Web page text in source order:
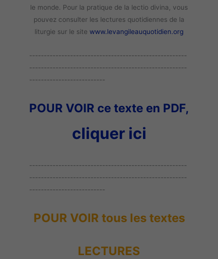
le monde. Pour la pratique de la lectio divina, vous
pouvez consulter les lectures quotidiennes de la
liturgie sur le site www.levangileauquotidien.org
------------------------------------------------------
------------------------------------------------------
--------------------------
POUR VOIR ce texte en PDF,
cliquer ici
------------------------------------------------------
------------------------------------------------------
--------------------------
POUR VOIR tous les textes
LECTURES